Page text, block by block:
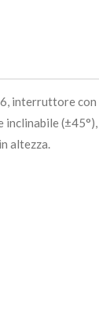
interruttore con
inclinabile (±45°),
altezza.